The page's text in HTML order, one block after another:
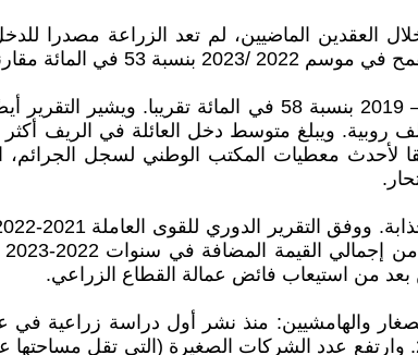
الماضيين، لم تعد الزراعة مصدرا
بالموسم السابق.
ووفقا لمسح أجراه مكتب الإحصاء الوطني، ارتفعت ديون العوائل الفلاحية، في سنوات
بعد من استيعاب فائض عمالة القطاع الزراعي.